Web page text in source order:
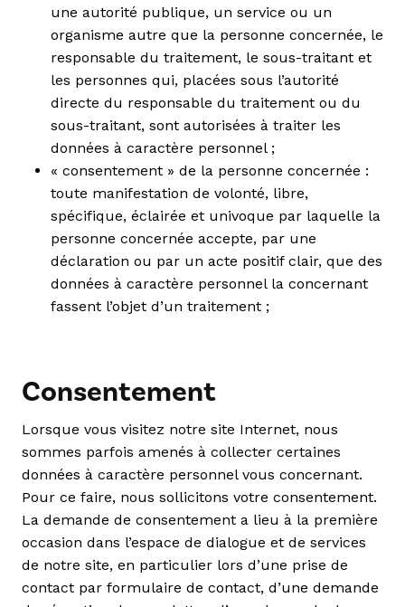
une autorité publique, un service ou un
organisme autre que la personne concernée, le
responsable du traitement, le sous-traitant et
les personnes qui, placées sous l’autorité
directe du responsable du traitement ou du
sous-traitant, sont autorisées à traiter les
données à caractère personnel ;
« consentement » de la personne concernée :
toute manifestation de volonté, libre,
spécifique, éclairée et univoque par laquelle la
personne concernée accepte, par une
déclaration ou par un acte positif clair, que des
données à caractère personnel la concernant
fassent l’objet d’un traitement ;
Consentement
Lorsque vous visitez notre site Internet, nous
sommes parfois amenés à collecter certaines
données à caractère personnel vous concernant.
Pour ce faire, nous sollicitons votre consentement.
La demande de consentement a lieu à la première
occasion dans l’espace de dialogue et de services
de notre site, en particulier lors d’une prise de
contact par formulaire de contact, d’une demande